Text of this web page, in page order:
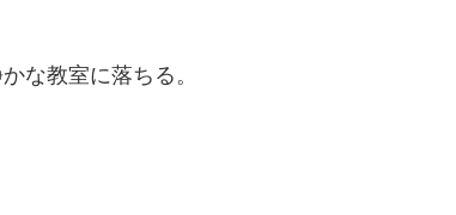
な教室に落ちる。